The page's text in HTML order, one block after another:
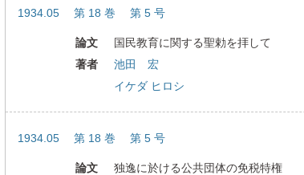
1934.05 第 18 巻 第 5 号
論文
国民教育に関する聖勅を拝して
著者
池田 宏
イケダ ヒロシ
1934.05 第 18 巻 第 5 号
論文
独逸に於ける公共団体の免税特権